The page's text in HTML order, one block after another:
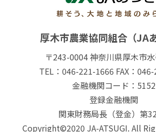
厚木市農業協同組合（JA
〒243-0004 神奈川県厚木市
TEL：046-221-1666 FAX：
金融機関コード：5152
登録金融機関
関東財務局長（登金）第
Copyright©2020 JA-ATSUGI. All